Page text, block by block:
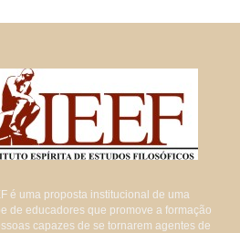
é uma proposta institucional de uma
de educadores que promove a formação
capazes de se tornarem agentes de